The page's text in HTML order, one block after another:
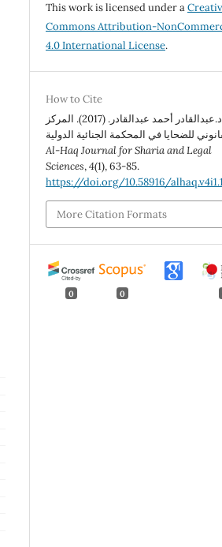
This work is licensed under a
Commons Attribution-
4.0 International License.
How to Cite
د.عبدالقادر أحمد عبدالقادر. (2017). المركز
Al-Haq Journal for Sharia and Legal
Sciences,4(1), 63-85.
https://doi.org/10.58916/
More Citation Formats
0 0